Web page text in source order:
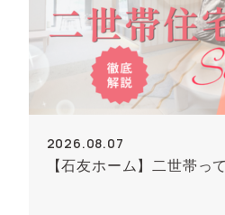
2026.08.07
【石友ホーム】二世帯っ